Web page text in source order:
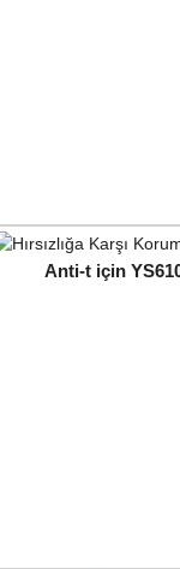
Anti-t için